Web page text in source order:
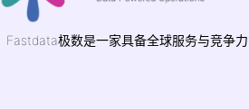
Fastdata极数是一家具备全球服务与竞争